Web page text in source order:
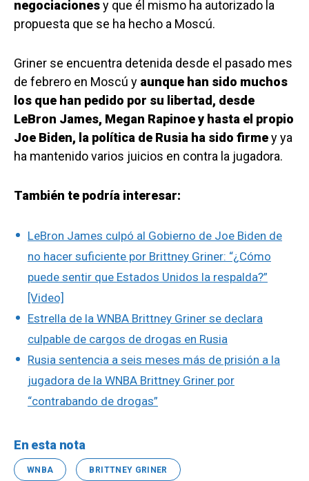
negociacionesy que él mismo ha autorizado la
propuesta que se ha hecho a Moscú.
Griner se encuentra detenida desde el pasado mes
de febrero en Moscú y aunque han sido muchos
los que han pedido por su libertad, desde
LeBron James, Megan Rapinoe y hasta el propio
Joe Biden, la política de Rusia ha sido firmey ya
ha mantenido varios juicios en contra la jugadora.
También te podría interesar:
LeBron James culpó al Gobierno de Joe Biden de
no hacer suficiente por Brittney Griner: “¿Cómo
puede sentir que Estados Unidos la respalda?”
[Video]
Estrella de la WNBA Brittney Griner se declara
culpable de cargos de drogas en Rusia
Rusia sentencia a seis meses más de prisión a la
jugadora de la WNBA Brittney Griner por
“contrabando de drogas”
En esta nota
WNBA BRITTNEY GRINER